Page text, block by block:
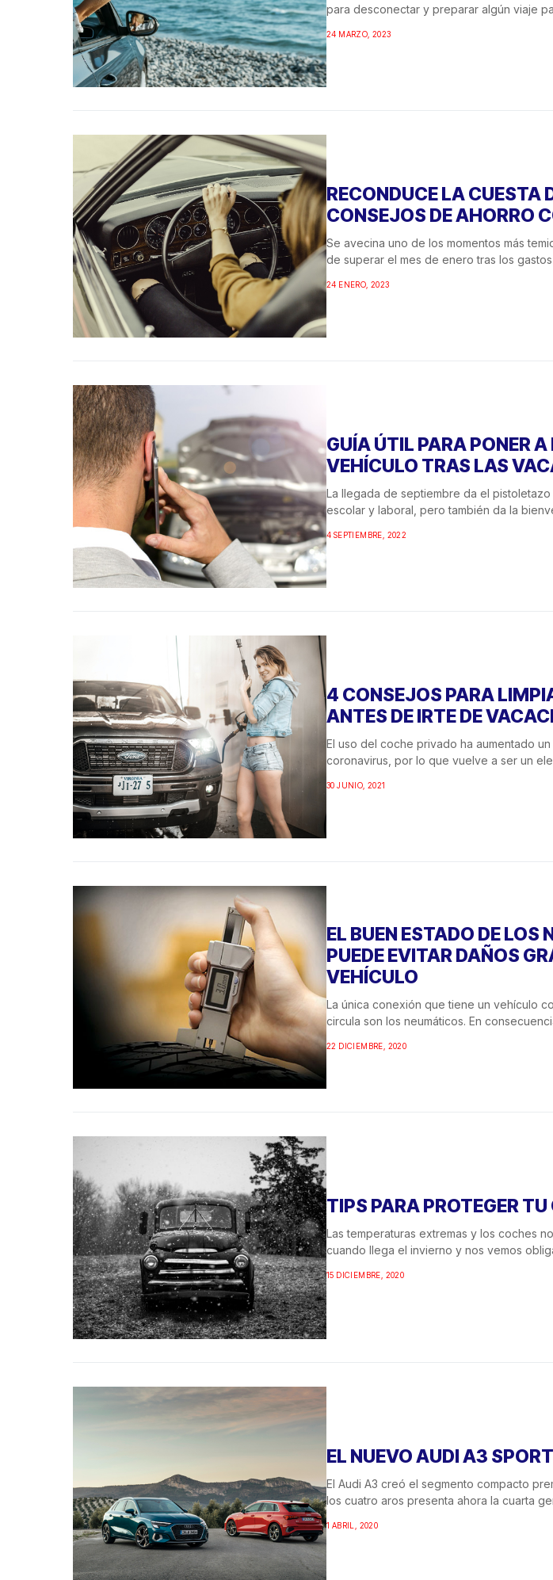
para desconectar y preparar algún viaje
24 MARZO, 2023
RECONDUCE LA CUESTA
CONSEJOS DE AHORRO
Se avecina uno de los momentos más
de superar el mes de enero tras los gastos
24 ENERO, 2023
GUÍA ÚTIL PARA PONER
VEHÍCULO TRAS LAS
La llegada de septiembre da el
escolar y laboral, pero también da la
4 SEPTIEMBRE, 2022
4 CONSEJOS PARA
ANTES DE IRTE DE
El uso del coche privado ha aumentado
coronavirus, por lo que vuelve a ser un
30 JUNIO, 2021
EL BUEN ESTADO DE LOS
PUEDE EVITAR DAÑOS
VEHÍCULO
La única conexión que tiene un vehículo
circula son los neumáticos. En
22 DICIEMBRE, 2020
TIPS PARA PROTEGER TU
Las temperaturas extremas y los coches
cuando llega el invierno y nos vemos
15 DICIEMBRE, 2020
EL NUEVO AUDI A3
El Audi A3 creó el segmento compacto
los cuatro aros presenta ahora la cuarta
1 ABRIL, 2020